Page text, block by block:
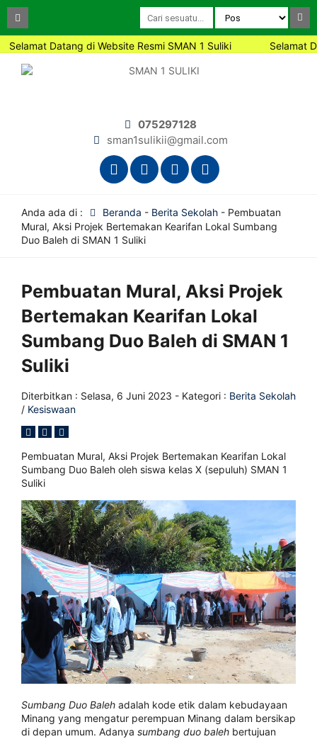
Datang di Website Resmi SMAN 1 Suliki Selamat
075297128
sman1sulikii@gmail.com
Anda ada di : Beranda - Berita Sekolah- Pembuatan
Mural, Aksi Projek Bertemakan Kearifan Lokal Sumbang
Duo Baleh di SMAN 1 Suliki
Pembuatan Mural, Aksi Projek
Bertemakan Kearifan Lokal
Sumbang Duo Baleh di SMAN 1
Suliki
Diterbitkan : Selasa, 6 Juni 2023 - Kategori : Berita Sekolah
/ Kesiswaan
Pembuatan Mural, Aksi Projek Bertemakan Kearifan Lokal
Sumbang Duo Baleh oleh siswa kelas X (sepuluh) SMAN 1
Suliki
Sumbang Duo Baleh adalah kode etik dalam kebudayaan
Minang yang mengatur perempuan Minang dalam bersikap
di depan umum. Adanya sumbang duo baleh bertujuan